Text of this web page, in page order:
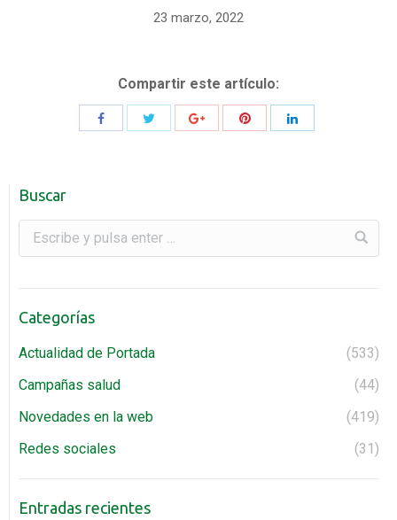
23 marzo, 2022
Compartir este artículo:
Buscar
Categorías
Actualidad de Portada
(533)
Campañas salud
(44)
Novedades en la web
(419)
Redes sociales
(31)
Entradas recientes